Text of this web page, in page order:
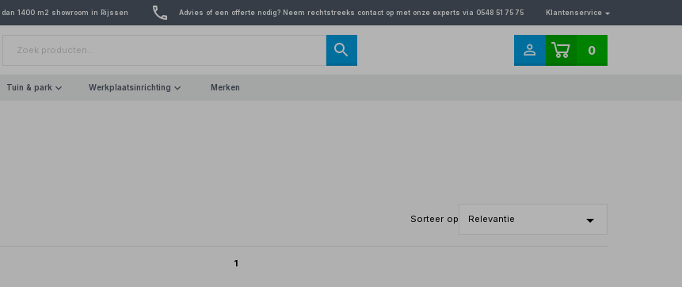
dan 1400 m2 showroom in Rijssen Advies of een offerte nodig? Neem rechtstreeks contact op met onze experts via 0548 51 75 75 Klantenservice
0
Tuin & park Werkplaatsinrichting Merken
1
Sorteer op